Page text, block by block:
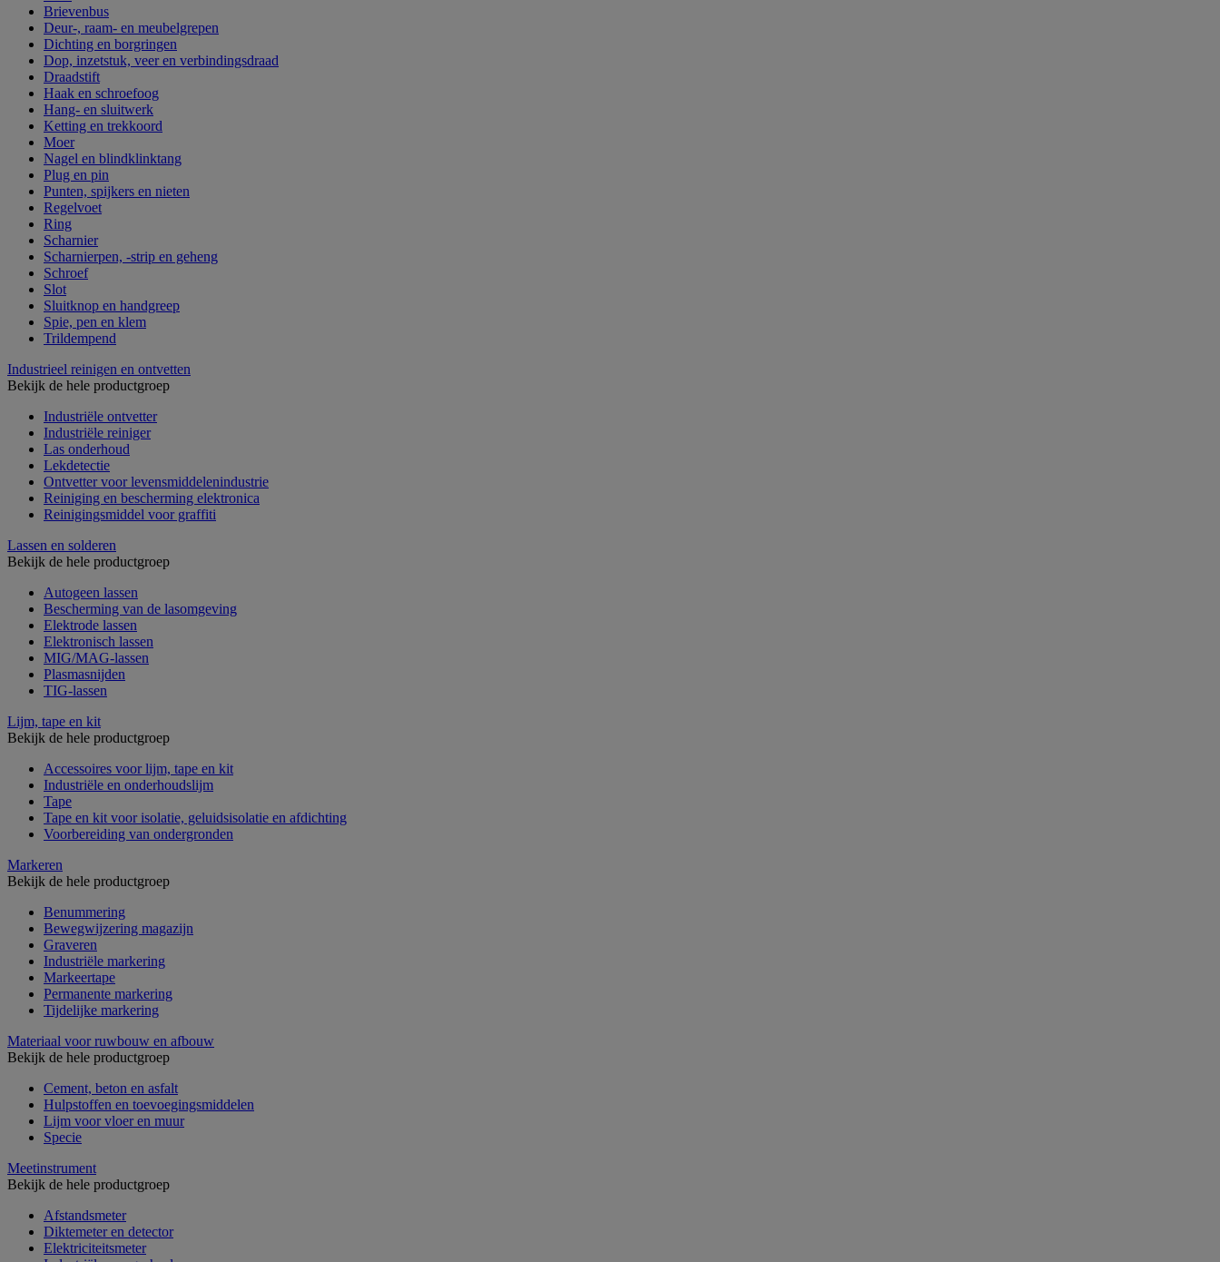
Brievenbus
Deur-, raam- en meubelgrepen
Dichting en borgringen
Dop, inzetstuk, veer en verbindingsdraad
Draadstift
Haak en schroefoog
Hang- en sluitwerk
Ketting en trekkoord
Moer
Nagel en blindklinktang
Plug en pin
Punten, spijkers en nieten
Regelvoet
Ring
Scharnier
Scharnierpen, -strip en geheng
Schroef
Slot
Sluitknop en handgreep
Spie, pen en klem
Trildempend
Industrieel reinigen en ontvetten
Bekijk de hele productgroep
Industriële ontvetter
Industriële reiniger
Las onderhoud
Lekdetectie
Ontvetter voor levensmiddelenindustrie
Reiniging en bescherming elektronica
Reinigingsmiddel voor graffiti
Lassen en solderen
Bekijk de hele productgroep
Autogeen lassen
Bescherming van de lasomgeving
Elektrode lassen
Elektronisch lassen
MIG/MAG-lassen
Plasmasnijden
TIG-lassen
Lijm, tape en kit
Bekijk de hele productgroep
Accessoires voor lijm, tape en kit
Industriële en onderhoudslijm
Tape
Tape en kit voor isolatie, geluidsisolatie en afdichting
Voorbereiding van ondergronden
Markeren
Bekijk de hele productgroep
Benummering
Bewegwijzering magazijn
Graveren
Industriële markering
Markeertape
Permanente markering
Tijdelijke markering
Materiaal voor ruwbouw en afbouw
Bekijk de hele productgroep
Cement, beton en asfalt
Hulpstoffen en toevoegingsmiddelen
Lijm voor vloer en muur
Specie
Meetinstrument
Bekijk de hele productgroep
Afstandsmeter
Diktemeter en detector
Elektriciteitsmeter